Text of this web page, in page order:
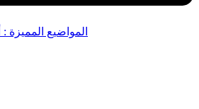
المواضيع المميزة :